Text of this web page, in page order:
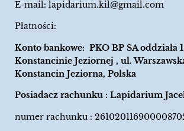
E-mail: lapidarium.kil@gmail.com
Płatności:
Konto bankowe: PKO BP SA oddziała
Konstancinie Jeziornej , ul.
Konstancin Jeziorna, Polska
Posiadacz rachunku : Lapidarium
numer rachunku :